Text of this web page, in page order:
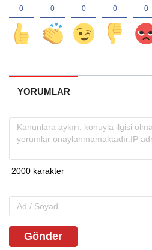
YORUMLAR
Gönder